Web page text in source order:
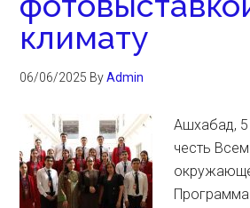
климату
06/06/2025 ByAdmin
Ашхабад,
честь